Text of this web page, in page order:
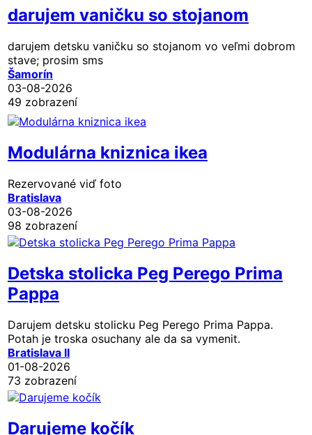
darujem vaničku so stojanom
darujem detsku vaničku so stojanom vo veľmi dobrom
stave; prosim sms
Šamorín
03-08-2026
49 zobrazení
Modulárna kniznica ikea
Rezervované viď foto
Bratislava
03-08-2026
98 zobrazení
Detska stolicka Peg Perego Prima
Pappa
Darujem detsku stolicku Peg Perego Prima Pappa.
Potah je troska osuchany ale da sa vymenit.
Bratislava II
01-08-2026
73 zobrazení
Darujeme kočík